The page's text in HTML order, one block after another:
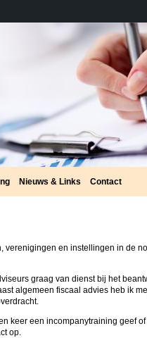
Nieuws & Links Contact
verenigingen en instellingen in de
graag van dienst bij het
algemeen fiscaal advies heb ik
keer een incompanytraining geef
op.